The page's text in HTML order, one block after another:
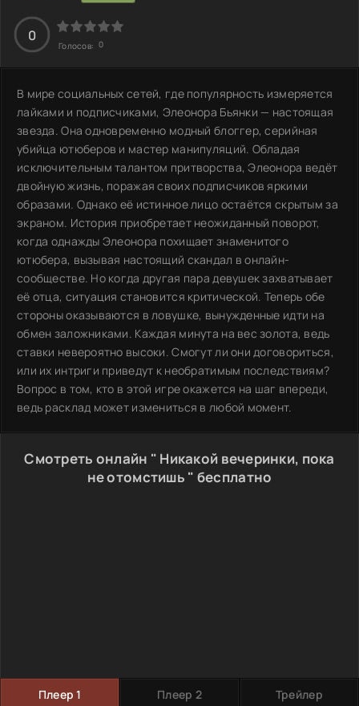
0
Голосов: 0
В мире социальных сетей, где популярность измеряется
лайками и подписчиками, Элеонора Бьянки — настоящая
звезда. Она одновременно модный блоггер, серийная
убийца ютюберов и мастер манипуляций. Обладая
исключительным талантом притворства, Элеонора ведёт
двойную жизнь, поражая своих подписчиков яркими
образами. Однако её истинное лицо остаётся скрытым за
экраном. История приобретает неожиданный поворот,
когда однажды Элеонора похищает знаменитого
ютюбера, вызывая настоящий скандал в онлайн-
сообществе. Но когда другая пара девушек захватывает
её отца, ситуация становится критической. Теперь обе
стороны оказываются в ловушке, вынужденные идти на
обмен заложниками. Каждая минута на вес золота, ведь
ставки невероятно высоки. Смогут ли они договориться,
или их интриги приведут к необратимым последствиям?
Вопрос в том, кто в этой игре окажется на шаг впереди,
ведь расклад может измениться в любой момент.
Смотреть онлайн " Никакой вечеринки, пока
не отомстишь " бесплатно
Плеер 1 Плеер 2 Трейлер